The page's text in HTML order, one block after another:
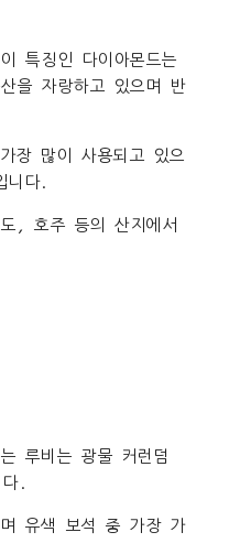
특징인 다이아몬드는
을 자랑하고 있으며 반
장 많이 사용되고 있으
다.
, 호주 등의 산지에서
루비는 광물 커런덤
.
유색 보석 중 가장 가